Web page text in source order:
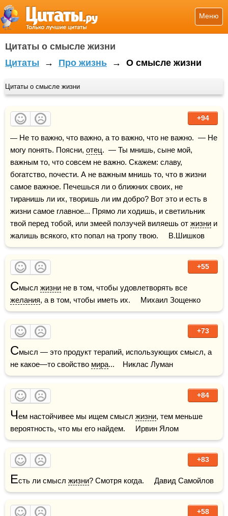
Меню
Цитаты о смысле жизни
Цитаты → Про жизнь → О смысле жизни
Цитаты о смысле жизни
+94
— Не то важно, что важно, а то важно, что не важно.  — Не
могу понять. Поясни, отец.  — Ты мнишь, сыне мой,
важным то, что совсем не важно. Скажем: славу,
богатство, почести. А не важным мнишь то, что в жизни
самое важное. Печешься ли о ближних своих, не
тиранишь ли их, творишь ли им добро? Вот это и есть в
жизни самое главное... Прямо ли ходишь, и светильник
твой перед тобой, или змеей ползучей виляешь от жизни и
жалишь всякого, кто попал на тропу твою.     В.Шишков
+55
Смысл жизни
желания, а в том, чтобы иметь их.     Михаил Зощенко
+73
Смысл — это продукт терапий, использующих смысл, а
не какое—то свойство мира...    Никлас Луман
+84
Чем настойчивее мы ищем смысл жизни, тем меньше
вероятность, что мы его найдем.     Ирвин Ялом
+83
Есть ли смысл жизни? Смотря когда.     Давид Самойлов
+58